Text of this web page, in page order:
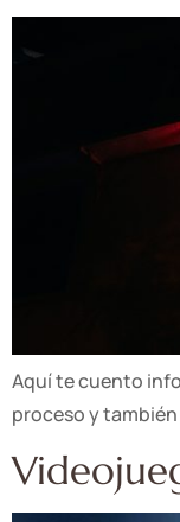
Aquí te cuento
proceso y